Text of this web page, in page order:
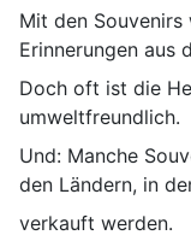
Mit den
Erinnerungen aus
Doch oft ist die
umweltfreundlich.
Und: Manche
den Ländern, in
verkauft werden.